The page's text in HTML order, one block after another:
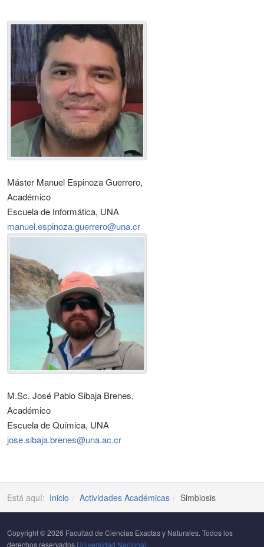
Máster Manuel Espinoza Guerrero,
Académico
Escuela de Informática, UNA
manuel.espinoza.guerrero@una.cr
M.Sc. José Pablo Sibaja Brenes,
Académico
Escuela de Química, UNA
jose.sibaja.brenes@una.ac.cr
Está aquí: Inicio Actividades Académicas Simbiosis
Copyright © 2026 Facultad de Ciencias Exactas y Naturales. Todos los
derechos reservados.Universidad Nacional.